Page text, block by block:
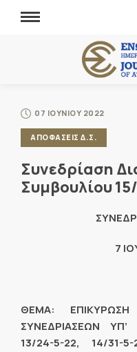
07 ΙΟΥΝΙΟΥ 2022
ΑΠΟΦΑΣΕΙΣ Δ.Σ.
Συνεδρίαση
Συμβουλίου
7
ΘΕΜΑ:
ΣΥΝΕΔΡΙΑΣΕΩΝ ΥΠ’
13/24-5-22, 14/